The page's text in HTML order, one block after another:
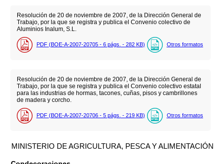
Resolución de 20 de noviembre de 2007, de la Dirección General de
Trabajo, por la que se registra y publica el Convenio colectivo de
Aluminios Inalum, S.L.
PDF (BOE-A-2007-20705 - 6 págs. - 282 KB) Otros formatos
Resolución de 20 de noviembre de 2007, de la Dirección General de
Trabajo, por la que se registra y publica el Convenio colectivo estatal
para las industrias de hormas, tacones, cuñas, pisos y cambrillones
de madera y corcho.
PDF (BOE-A-2007-20706 - 5 págs. - 219 KB) Otros formatos
MINISTERIO DE AGRICULTURA, PESCA Y ALIMENTACIÓN